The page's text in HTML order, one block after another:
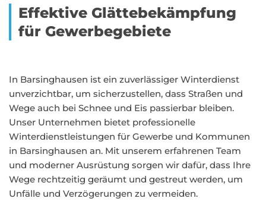
Effektive Glättebekämpfung
für Gewerbegebiete
In Barsinghausen ist ein zuverlässiger Winterdienst
unverzichtbar, um sicherzustellen, dass Straßen und
Wege auch bei Schnee und Eis passierbar bleiben.
Unser Unternehmen bietet professionelle
Winterdienstleistungen für Gewerbe und Kommunen
in Barsinghausen an. Mit unserem erfahrenen Team
und moderner Ausrüstung sorgen wir dafür, dass Ihre
Wege rechtzeitig geräumt und gestreut werden, um
Unfälle und Verzögerungen zu vermeiden.